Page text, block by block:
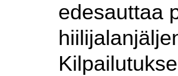
edesauttaa